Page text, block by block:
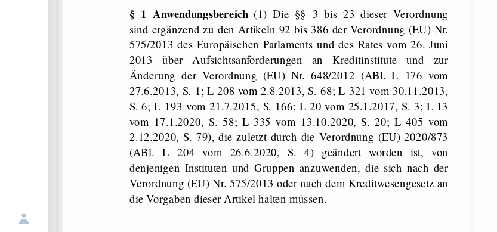
§ 1 Anwendungsbereich (1) Die §§ 3 bis 23 dieser Verordnung
sind ergänzend zu den Artikeln 92 bis 386 der Verordnung (EU) Nr.
575/2013 des Europäischen Parlaments und des Rates vom 26. Juni
2013 über Aufsichtsanforderungen an Kreditinstitute und zur
Änderung der Verordnung (EU) Nr. 648/2012 (ABl. L 176 vom
27.6.2013, S. 1; L 208 vom 2.8.2013, S. 68; L 321 vom 30.11.2013,
S. 6; L 193 vom 21.7.2015, S. 166; L 20 vom 25.1.2017, S. 3; L 13
vom 17.1.2020, S. 58; L 335 vom 13.10.2020, S. 20; L 405 vom
2.12.2020, S. 79), die zuletzt durch die Verordnung (EU) 2020/873
(ABl. L 204 vom 26.6.2020, S. 4) geändert worden ist, von
denjenigen Instituten und Gruppen anzuwenden, die sich nach der
Verordnung (EU) Nr. 575/2013 oder nach dem Kreditwesengesetz an
die Vorgaben dieser Artikel halten müssen.